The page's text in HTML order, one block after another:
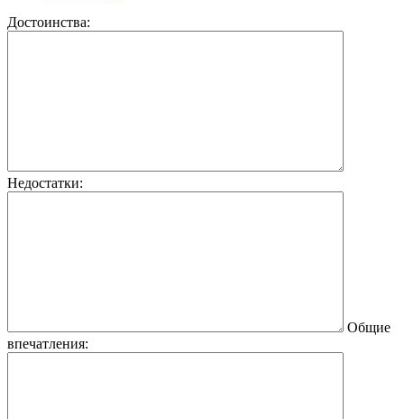
Достоинства:
Недостатки:
Общие
впечатления: